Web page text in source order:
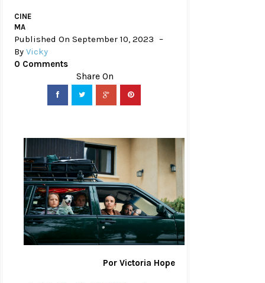
CINE
MA
Published On September 10, 2023
By Vicky
0 Comments
Por Victoria Hope